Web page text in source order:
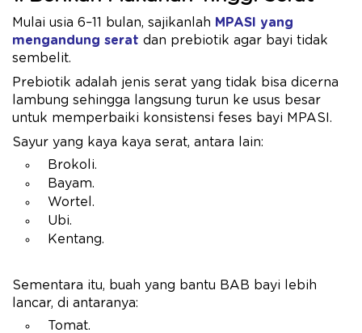
Mulai usia 6–11 bulan, sajikanlah MPASI yang
mengandung serat dan prebiotik agar bayi tidak
sembelit.
Prebiotik adalah jenis serat yang tidak bisa dicerna
lambung sehingga langsung turun ke usus besar
untuk memperbaiki konsistensi feses bayi MPASI.
Sayur yang kaya kaya serat, antara lain:
Brokoli.
Bayam.
Wortel.
Ubi.
Kentang.
Sementara itu, buah yang bantu BAB bayi lebih
lancar, di antaranya:
Tomat.